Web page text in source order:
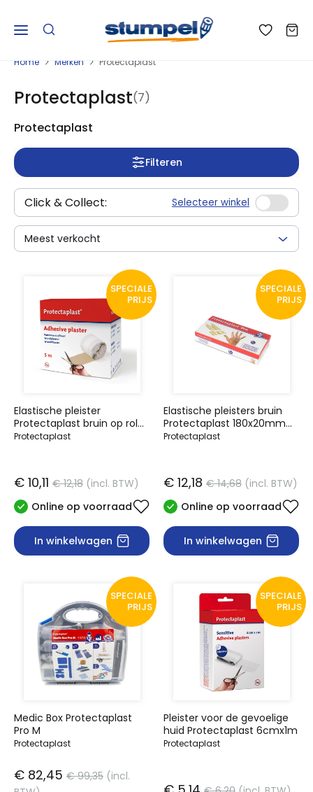
Home Merken Protectaplast
Protectaplast(7)
Protectaplast
Filteren
Click & Collect: Selecteer winkel
Meest verkocht
SPECIALE
PRIJS
Elastische pleister
Protectaplast bruin op rol
6cmx5m
Protectaplast
€ 10,11 € 12,18 (incl. BTW)
Online op voorraad
In winkelwagen
SPECIALE
PRIJS
Elastische pleisters bruin
Protectaplast 180x20mm
100 stuks
Protectaplast
€ 12,18 € 14,68 (incl. BTW)
Online op voorraad
In winkelwagen
SPECIALE
PRIJS
Medic Box Protectaplast
Pro M
Protectaplast
€ 82,45 € 99,35 (incl.
SPECIALE
PRIJS
Pleister voor de gevoelige
huid Protectaplast 6cmx1m
Protectaplast